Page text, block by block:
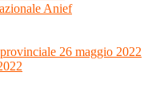
Anief
26 maggio 2022